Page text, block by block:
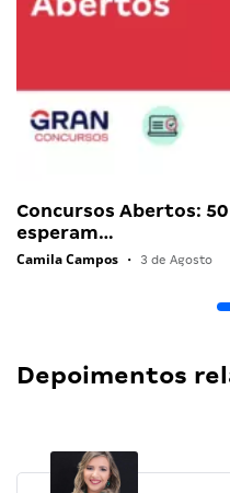
Concursos Abertos:
esperam…
Camila Campos • 3 de Agosto
Depoimentos